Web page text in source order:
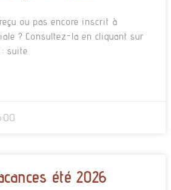
reçu ou pas encore inscrit à
? Consultez-la en cliquant sur
suite
été 2026